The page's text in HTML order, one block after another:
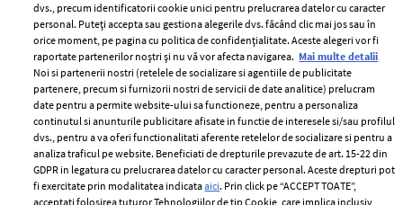
Cum a descoperit Alina Pușcău că
are cancer. Primele semne care
au trimis-o la medic. Prietena ei,
Olga Barcari, a povestit tot: „Și în
Despărțirea momentului în
România! Și-au spus adio după 2
copii și mulți ani împreună. „Sunt
foarte ancorată în Dumnezeu.
dvs., precum identificatorii cookie unici pentru prelucrarea datelor cu caracter
personal. Puteți accepta sau gestiona alegerile dvs. făcând clic mai jos sau în
orice moment, pe pagina cu politica de confidențialitate. Aceste alegeri vor fi
raportate partenerilor noștri și nu vă vor afecta navigarea. Mai multe detalii
Noi si partenerii nostri (retelele de socializare si agentiile de publicitate
partenere, precum si furnizorii nostri de servicii de date analitice) prelucram
date pentru a permite website-ului sa functioneze, pentru a personaliza
continutul si anunturile publicitare afisate in functie de interesele si/sau profilul
dvs., pentru a va oferi functionalitati aferente retelelor de socializare si pentru a
analiza traficul pe website. Beneficiati de drepturile prevazute de art. 15-22 din
GDPR in legatura cu prelucrarea datelor cu caracter personal. Aceste drepturi pot
fi exercitate prin modalitatea indicataaici. Prin click pe “ACCEPT TOATE”,
acceptati folosirea tuturor Tehnologiilor de tip Cookie, care implica inclusiv